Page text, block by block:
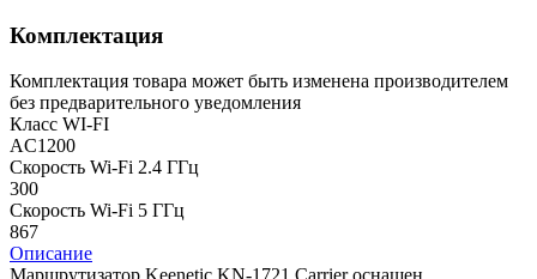
Комплектация
Комплектация товара может быть изменена производителем
без предварительного уведомления
Класс WI-FI
AC1200
Скорость Wi-Fi 2.4 ГГц
300
Скорость Wi-Fi 5 ГГц
867
Описание